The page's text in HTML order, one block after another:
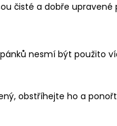
čisté a dobře
nesmí být použito
obstříhejte ho a